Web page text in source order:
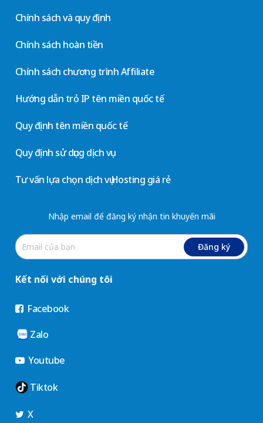
Chính sách và quy định
Chính sách hoàn tiền
Chính sách chương trình Affiliate
Hướng dẫn trỏ IP tên miền quốc tế
Quy định tên miền quốc tế
Quy định sử dụng dịch vụ
Tư vấn lựa chọn dịch vụ Hosting giá rẻ
Nhập email để đăng ký nhận tin khuyến mãi
Đăng ký
Kết nối với chúng tôi
Facebook
Zalo
Youtube
Tiktok
X